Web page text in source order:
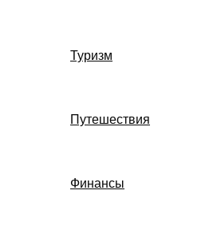
Туризм
Путешествия
Финансы